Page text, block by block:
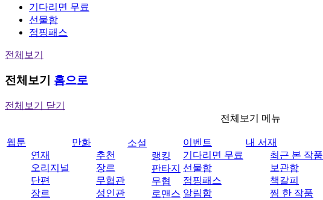
기다리면 무료
선물함
점핑패스
전체보기
전체보기 홈으로
전체보기 닫기
전체보기 메뉴
웹툰
연재
오리지널
단편
장르
만화
추천
장르
무협관
성인관
소설
랭킹
판타지
무협
로맨스
이벤트
기다리면 무료
선물함
점핑패스
알림함
내 서재
최근 본 작품
보관함
책갈피
찜 한 작품